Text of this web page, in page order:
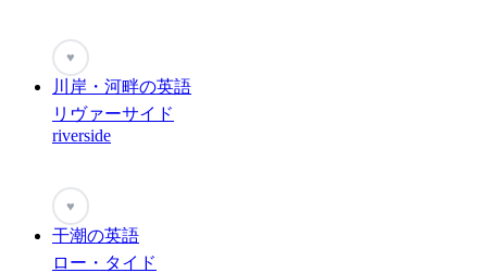
♥
川岸・河畔の英語
リヴァーサイド
riverside
♥
干潮の英語
ロー・タイド